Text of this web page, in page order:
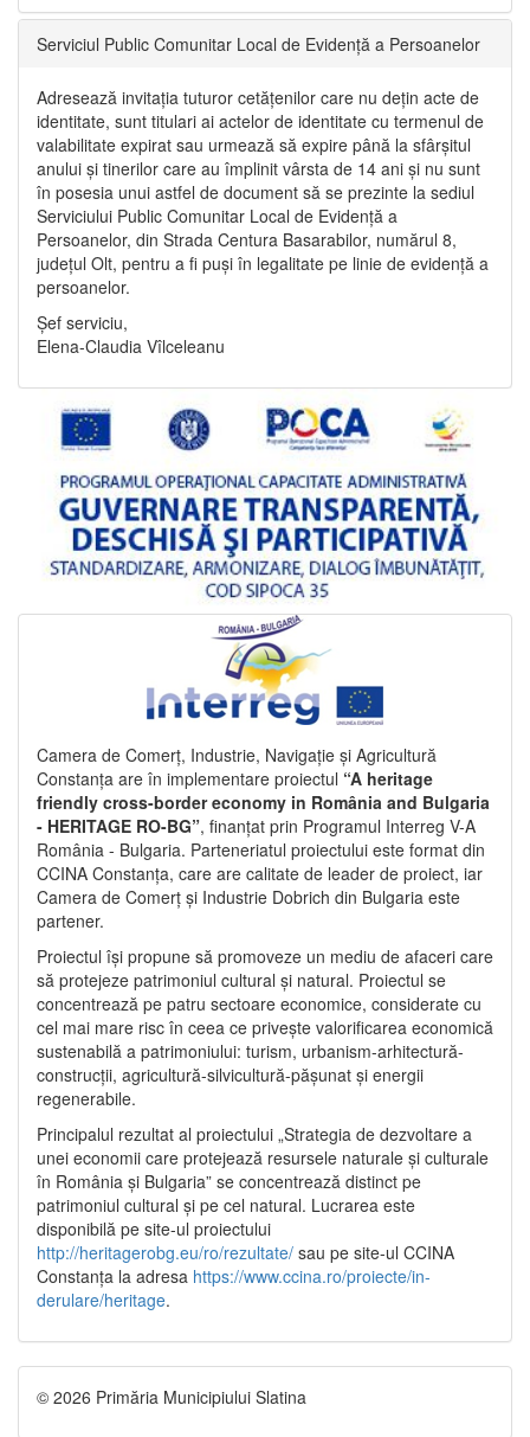
Serviciul Public Comunitar Local de Evidență a Persoanelor
Adresează invitația tuturor cetățenilor care nu dețin acte de
identitate, sunt titulari ai actelor de identitate cu termenul de
valabilitate expirat sau urmează să expire până la sfârșitul
anului și tinerilor care au împlinit vârsta de 14 ani și nu sunt
în posesia unui astfel de document să se prezinte la sediul
Serviciului Public Comunitar Local de Evidență a
Persoanelor, din Strada Centura Basarabilor, numărul 8,
județul Olt, pentru a fi puși în legalitate pe linie de evidență a
persoanelor.
Șef serviciu,
Elena-Claudia Vîlceleanu
Camera de Comerț, Industrie, Navigație și Agricultură
Constanța are în implementare proiectul “A heritage
friendly cross-border economy in România and Bulgaria
- HERITAGE RO-BG”, finanțat prin Programul Interreg V-A
România - Bulgaria. Parteneriatul proiectului este format din
CCINA Constanța, care are calitate de leader de proiect, iar
Camera de Comerț și Industrie Dobrich din Bulgaria este
partener.
Proiectul își propune să promoveze un mediu de afaceri care
să protejeze patrimoniul cultural și natural. Proiectul se
concentrează pe patru sectoare economice, considerate cu
cel mai mare risc în ceea ce privește valorificarea economică
sustenabilă a patrimoniului: turism, urbanism-arhitectură-
construcții, agricultură-silvicultură-pășunat și energii
regenerabile.
Principalul rezultat al proiectului „Strategia de dezvoltare a
unei economii care protejează resursele naturale și culturale
în România și Bulgaria” se concentrează distinct pe
patrimoniul cultural și pe cel natural. Lucrarea este
disponibilă pe site-ul proiectului
http://heritagerobg.eu/ro/rezultate/ sau pe site-ul CCINA
Constanța la adresa https://www.ccina.ro/proiecte/in-
derulare/heritage.
© 2026 Primăria Municipiului Slatina